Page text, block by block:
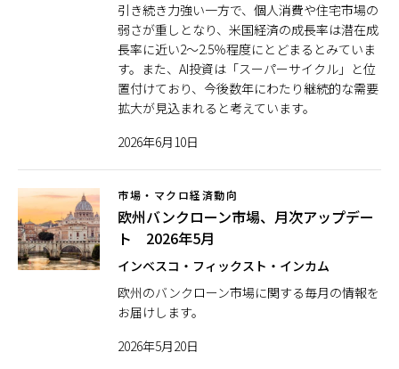
引き続き力強い一方で、個人消費や住宅市場の
弱さが重しとなり、米国経済の成長率は潜在成
長率に近い2〜2.5％程度にとどまるとみていま
す。また、AI投資は「スーパーサイクル」と位
置付けており、今後数年にわたり継続的な需要
拡大が見込まれると考えています。
2026年6月10日
市場・マクロ経済動向
欧州バンクローン市場、月次アップデー
ト 2026年5月
インベスコ・フィックスト・インカム
欧州のバンクローン市場に関する毎月の情報を
お届けします。
2026年5月20日